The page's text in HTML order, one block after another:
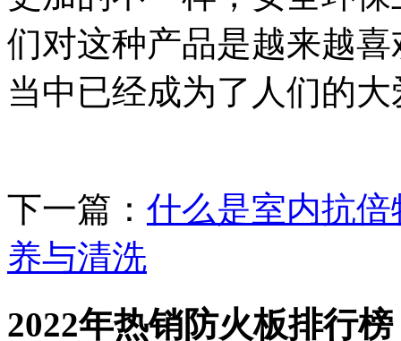
们对这种产品是越来越
当中已经成为了人们的
下一篇： 什么是室内抗倍
养与清洗
2022年热销防火板排行榜